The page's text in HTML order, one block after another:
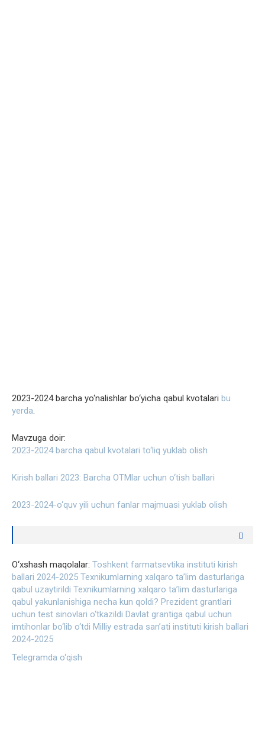
2023-2024 barcha yo‘nalishlar bo‘yicha qabul kvotalari bu
yerda.
Mavzuga doir:
2023-2024 barcha qabul kvotalari to‘liq yuklab olish
Kirish ballari 2023: Barcha OTMlar uchun o‘tish ballari
2023-2024-o‘quv yili uchun fanlar majmuasi yuklab olish
O‘xshash maqolalar: Toshkent farmatsevtika instituti kirish
ballari 2024-2025 Texnikumlarning xalqaro ta’lim dasturlariga
qabul uzaytirildi Texnikumlarning xalqaro ta’lim dasturlariga
qabul yakunlanishiga necha kun qoldi? Prezident grantlari
uchun test sinovlari o‘tkazildi Davlat grantiga qabul uchun
imtihonlar bo‘lib o‘tdi Milliy estrada san’ati instituti kirish ballari
2024-2025
Telegramda o‘qish